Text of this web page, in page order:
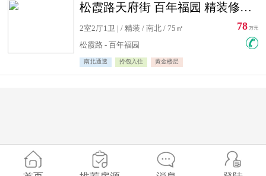
松霞路天府街 百年福园 精装修住宅急售
2室2厅1卫 | / 精装 / 南北 / 75㎡
松霞路 - 百年福园
南北通透 拎包入住 黄金楼层
78 万元